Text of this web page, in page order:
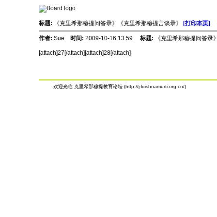
标题: 《克里希那穆提问答录》《克里希那穆提言谈录》 [打印本页]
作者: Sue 时间: 2009-10-16 13:59 标题: 《克里希那穆提问答录
[attach]27[/attach][attach]28[/attach]
欢迎光临 克里希那穆提教育论坛 (http://j-krishnamurti.org.cn/)